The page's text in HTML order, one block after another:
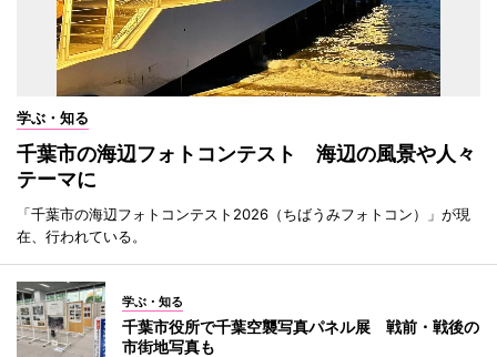
学ぶ・知る
千葉市の海辺フォトコンテスト 海辺の風景や人々
テーマに
「千葉市の海辺フォトコンテスト2026（ちばうみフォトコン）」が現
在、行われている。
学ぶ・知る
千葉市役所で千葉空襲写真パネル展 戦前・戦後の
市街地写真も